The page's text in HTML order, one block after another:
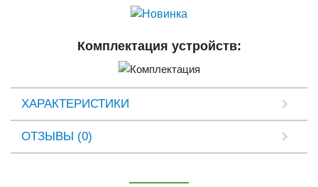
Комплектация устройств:
ХАРАКТЕРИСТИКИ
ОТЗЫВЫ (0)